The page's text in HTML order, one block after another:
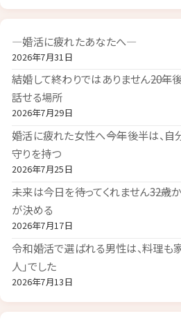
―婚活に疲れたあなたへ―
2026年7月31日
結婚して終わりではありません――20年
話せる場所
2026年7月29日
婚活に疲れた女性へ――今年後半は、
守りを持つ
2026年7月25日
未来は今日を待ってくれません――32歳
が決める
2026年7月17日
令和婚活で選ばれる男性は、料理も
人」でした
2026年7月13日